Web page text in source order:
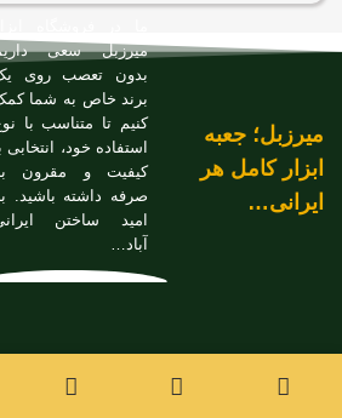
میرزبل؛ جعبه
ابزار کامل هر
ایرانی…
میرزبل سعی
بدون تعصب روی
برند خاص به شما
کنیم تا متناسب با
استفاده خود، انتخابی
کیفیت و مقرون
صرفه داشته باشید.
امید ساختن
آباد…
413,000